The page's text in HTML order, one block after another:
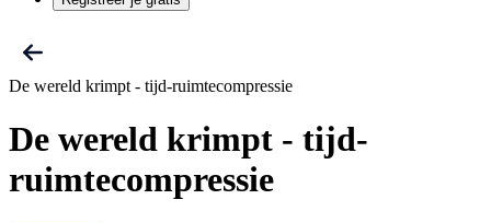
De wereld krimpt - tijd-ruimtecompressie
De wereld krimpt - tijd-
ruimtecompressie